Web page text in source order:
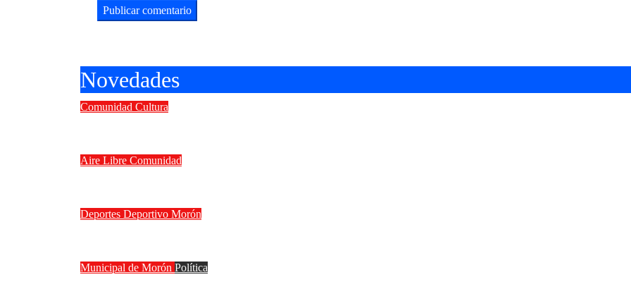
Novedades
Comunidad Cultura
Aire Libre Comunidad
Deportes Deportivo Morón
Municipal de Morón Política